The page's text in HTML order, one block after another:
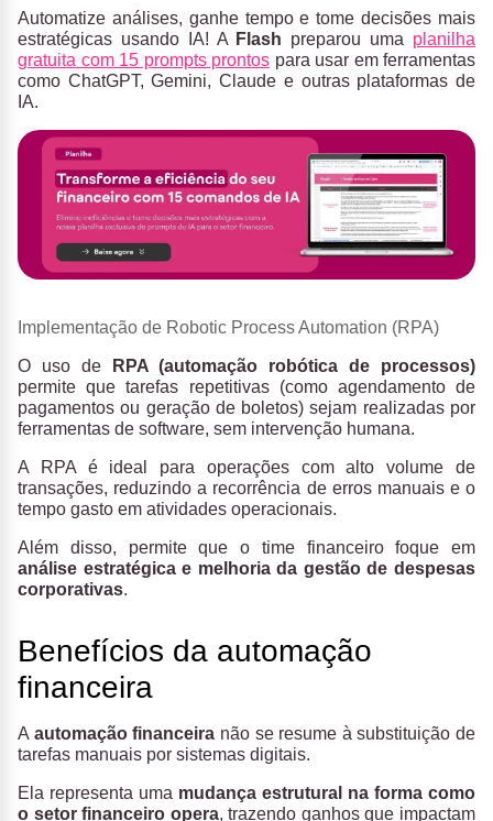
Automatize análises, ganhe tempo e tome decisões mais
estratégicas usando IA! A Flash preparou uma planilha
gratuita com 15 prompts prontos para usar em ferramentas
como ChatGPT, Gemini, Claude e outras plataformas de
IA.
Implementação de Robotic Process Automation (RPA)
O uso de
RPA (automação robótica de processos)
permite que tarefas repetitivas (como agendamento de
pagamentos ou geração de boletos) sejam realizadas por
ferramentas de software, sem intervenção humana.
A RPA é ideal para operações com alto volume de
transações, reduzindo a recorrência de erros manuais e o
tempo gasto em atividades operacionais.
Além disso, permite que o time financeiro foque em
análise estratégica e melhoria da gestão de despesas
corporativas.
Benefícios da automação
financeira
A automação financeira não se resume à substituição de
tarefas manuais por sistemas digitais.
Ela representa uma mudança estrutural na forma como
o setor financeiro opera, trazendo ganhos que impactam